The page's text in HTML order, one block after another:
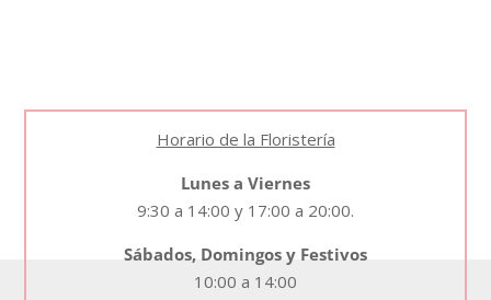
Horario de la Floristería
Lunes a Viernes
9:30 a 14:00 y 17:00 a 20:00.
Sábados, Domingos y Festivos
10:00 a 14:00